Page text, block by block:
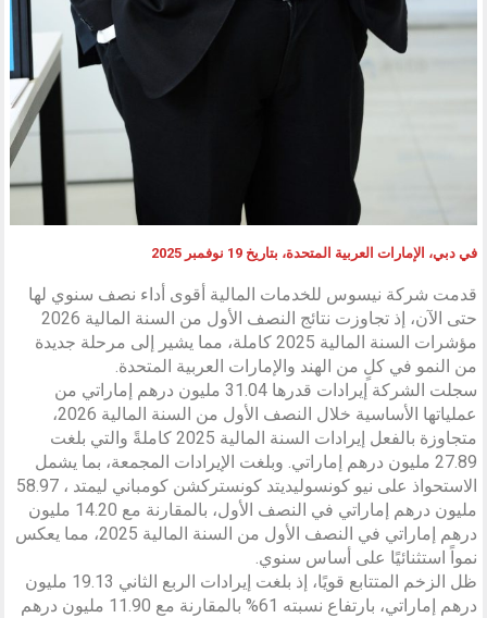
في دبي، الإمارات العربية المتحدة، بتاريخ 19 نوفمبر 2025
قدمت شركة نيسوس للخدمات المالية أقوى أداء نصف سنوي لها
حتى الآن، إذ تجاوزت نتائج النصف الأول من السنة المالية 2026
مؤشرات السنة المالية 2025 كاملة، مما يشير إلى مرحلة جديدة
من النمو في كلٍ من الهند والإمارات العربية المتحدة.
سجلت الشركة إيرادات قدرها 31.04 مليون درهم إماراتي من
عملياتها الأساسية خلال النصف الأول من السنة المالية 2026،
متجاوزة بالفعل إيرادات السنة المالية 2025 كاملةً والتي بلغت
27.89 مليون درهم إماراتي. وبلغت الإيرادات المجمعة، بما يشمل
الاستحواذ على نيو كونسوليديتد كونستركشن كومباني ليمتد ، 58.97
مليون درهم إماراتي في النصف الأول، بالمقارنة مع 14.20 مليون
درهم إماراتي في النصف الأول من السنة المالية 2025، مما يعكس
نمواً استثنائيًا على أساس سنوي.
ظل الزخم المتتابع قويًا، إذ بلغت إيرادات الربع الثاني 19.13 مليون
درهم إماراتي، بارتفاع نسبته 61% بالمقارنة مع 11.90 مليون درهم